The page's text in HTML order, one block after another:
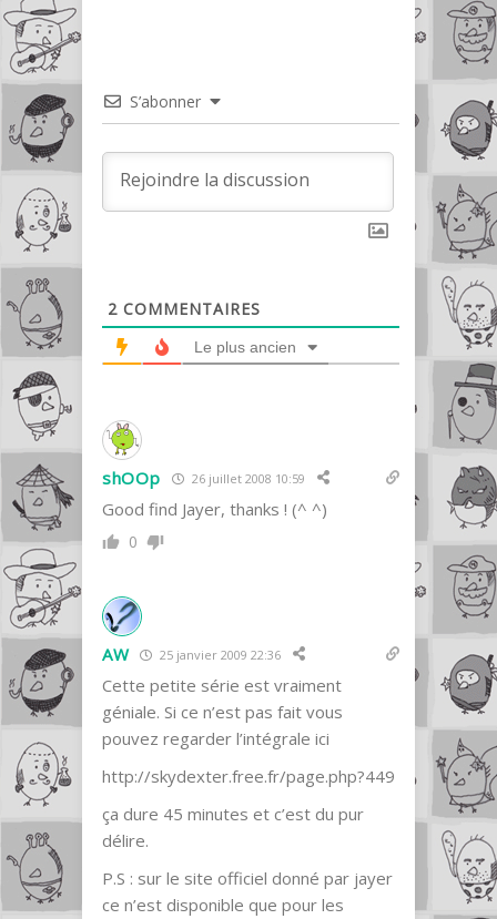
S’abonner
2 COMMENTAIRES
Le plus ancien
shOOp 26 juillet 2008 10:59
Good find Jayer, thanks ! (^ ^)
0
AW 25 janvier 2009 22:36
Cette petite série est vraiment
géniale. Si ce n’est pas fait vous
pouvez regarder l’intégrale ici
http://skydexter.free.fr/page.php?449
ça dure 45 minutes et c’est du pur
délire.
P.S : sur le site officiel donné par jayer
ce n’est disponible que pour les